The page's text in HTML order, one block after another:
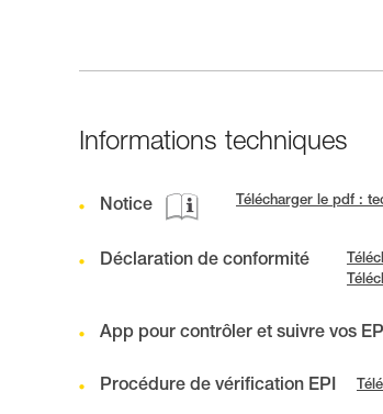
Informations techniques
Notice Télécharger le pdf :
Déclaration de conformité
App pour contrôler et suivre vos
Procédure de vérification EPI